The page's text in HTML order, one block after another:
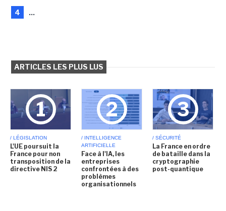
4 ...
ARTICLES LES PLUS LUS
1
/ LÉGISLATION
L'UE poursuit la
France pour non
transposition de la
directive NIS 2
2
/ INTELLIGENCE
ARTIFICIELLE
Face à l'IA, les
entreprises
confrontées à des
problèmes
organisationnels
3
/ SÉCURITÉ
La France en ordre
de bataille dans la
cryptographie
post-quantique